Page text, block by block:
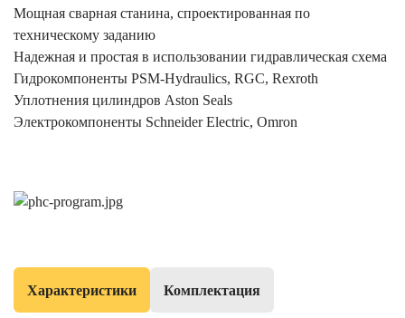
Мощная сварная станина, спроектированная по
техническому заданию
Надежная и простая в использовании гидравлическая схема
Гидрокомпоненты PSM-Hydraulics, RGC, Rexroth
Уплотнения цилиндров Aston Seals
Электрокомпоненты Schneider Electric, Omron
Характеристики Комплектация